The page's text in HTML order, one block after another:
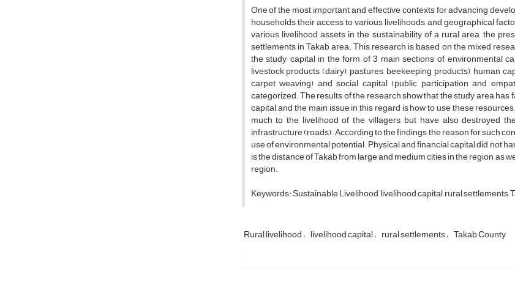
One of the most important and effective contexts for advancing
households, their access to various livelihoods, and geographical
various livelihood assets in the sustainability of a rural area, the
settlements in Takab area. This research is based on the mixed
the study, capital in the form of 3 main sections of environmental
livestock products (dairy), pastures, beekeeping products), human
carpet weaving) and social capital (public participation and
categorized. The results of the research show that the study area
capital, and the main issue in this regard is how to use these
much to the livelihood of the villagers, but have also destroyed
infrastructure (roads). According to the findings, the reason for such
use of environmental potential. Physical and financial capital did not
is the distance of Takab from large and medium cities in the region,
region.
Keywords: Sustainable Livelihood, livelihood capital, rural settlements,
Rural livelihood livelihood capital rural settlements Takab County